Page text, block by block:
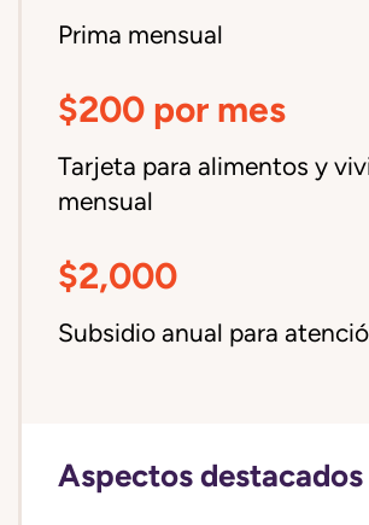
Prima mensual
$200 por mes
Tarjeta para alimentos y
mensual
$2,000
Subsidio anual para
Aspectos